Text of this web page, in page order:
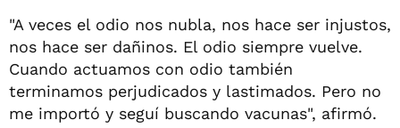
"A veces el odio nos nubla, nos hace ser injustos,
nos hace ser dañinos. El odio siempre vuelve.
Cuando actuamos con odio también
terminamos perjudicados y lastimados. Pero no
me importó y seguí buscando vacunas", afirmó.